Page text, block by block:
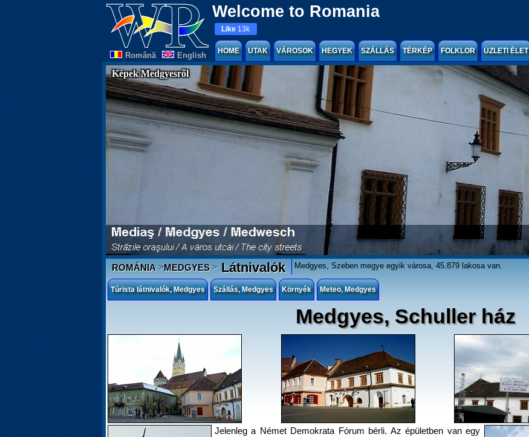
Welcome to Romania
Românã English
Like 13k
HOME UTAK VÁROSOK HEGYEK SZÁLLÁS TÉRKÉP FOLKLOR ÜZLETI ÉLET
Képek Medgyesről
ROMÁNIA>MEDGYES>Látnivalók Medgyes, Szeben megye egyik városa, 45.879 lakosa van.
Túrista látnivalók, Medgyes Szállás, Medgyes Környék Meteo, Medgyes
Medgyes, Schuller ház
Jelenleg a Német Demokrata Fórum bérli. Az épületben van egy